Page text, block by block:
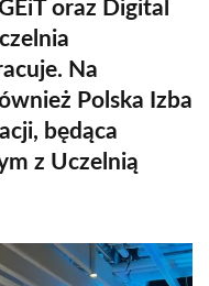
oraz Digital
Na
Polska Izba
będąca
z Uczelnią